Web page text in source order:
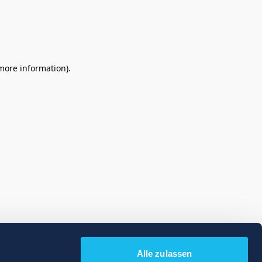
Alle zulassen
information).